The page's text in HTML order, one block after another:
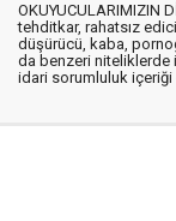
OKUYUCULARIMIZIN
tehditkar, rahatsız
düşürücü, kaba,
da benzeri niteliklerde
idari sorumluluk içeriği